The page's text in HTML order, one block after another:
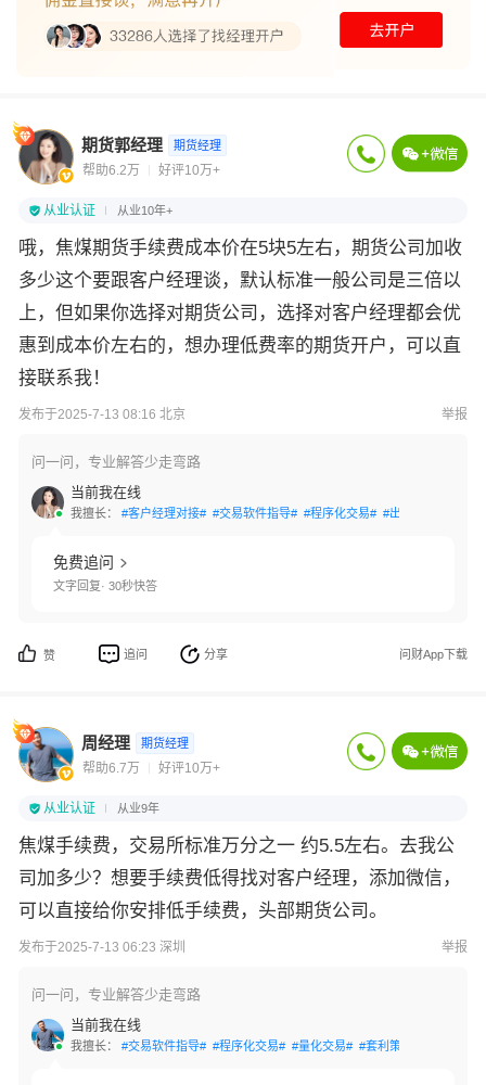
期货郭经理 期货经理
帮助6.2万 好评10万+
从业认证 从业10年+
哦，焦煤期货手续费成本价在5块5左右，期货公司加收
多少这个要跟客户经理谈，默认标准一般公司是三倍以
上，但如果你选择对期货公司，选择对客户经理都会优
惠到成本价左右的，想办理低费率的期货开户，可以直
接联系我！
发布于2025-7-13 08:16 北京 举报
问一问，专业解答少走弯路
当前我在线
我擅长： #客户经理对接# #交易软件指导# #程序化交易# #出入金指导#
免费追问
文字回复· 30秒快答
赞 追问 分享 问财App下载
周经理 期货经理
帮助6.7万 好评10万+
从业认证 从业9年
焦煤手续费，交易所标准万分之一 约5.5左右。去我公
司加多少？想要手续费低得找对客户经理，添加微信，
可以直接给你安排低手续费，头部期货公司。
发布于2025-7-13 06:23 深圳 举报
问一问，专业解答少走弯路
当前我在线
我擅长： #交易软件指导# #程序化交易# #量化交易# #套利策略#